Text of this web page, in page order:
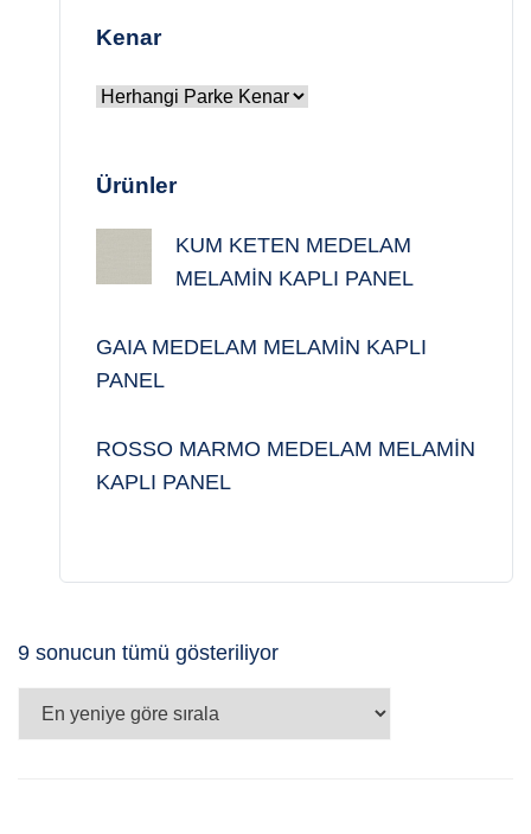
Kenar
Ürünler
KUM KETEN MEDELAM
MELAMİN KAPLI PANEL
GAIA MEDELAM MELAMİN KAPLI
PANEL
ROSSO MARMO MEDELAM MELAMİN
KAPLI PANEL
9 sonucun tümü gösteriliyorEn
yeniye